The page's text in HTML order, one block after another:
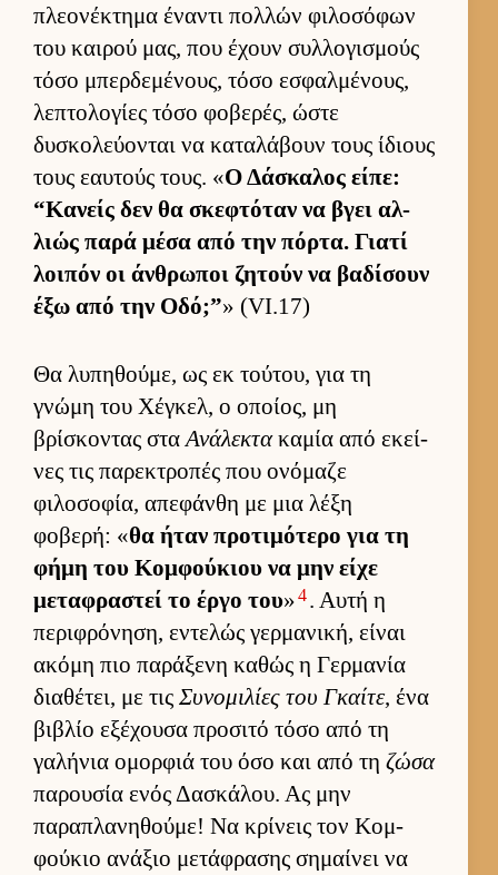
πλεονέκτημα έναντι πολ­λών φιλοσόφων
του και­ρού μας, που έχουν συλ­λογισμούς
τόσο μπερ­δεμένους, τόσο εσφαλ­μένους,
λεπτολογίες τόσο φοβερές, ώστε
δυσκολεύ­ονται να καταλάβουν τους ίδιους
τους εαυ­τούς τους. «Ο Δάσκαλος εί­πε:
“Κανείς δεν θα σκεφτόταν να βγει αλ­
λιώς παρά μέσα από την πόρ­τα. Γιατί
λοι­πόν οι άν­θρωποι ζητούν να βαδίσουν
έξω από την Οδό;”» (VI.17)
Θα λυπηθού­με, ως εκ τού­του, για τη
γνώμη του Χέγκελ, ο οποί­ος, μη
βρίσκοντας στα Ανάλεκτακαμία από εκεί­
νες τις παρεκτροπές που ονόμαζε
φιλοσοφία, απεφάνθη με μια λέξη
φοβερή: «θα ήταν προτιμότερο για τη
φήμη του Κομ­φού­κιου να μην είχε
μεταφραστεί το έργο του»4. Αυτή η
περιφρόνηση, εντελώς γερ­μανική, εί­ναι
ακόμη πιο παράξενη καθώς η Γερ­μανία
δια­θέτει, με τις Συνομιλίες του Γκαίτε, ένα
βιβλίο εξέχουσα προσιτό τόσο από τη
γαλήνια ομορ­φιά του όσο και από τη ζώσα
παρου­σία ενός Δασκάλου. Ας μην
παραπλανηθού­με! Να κρίνεις τον Κομ­
φού­κιο ανάξιο μετάφρασης σημαί­νει να